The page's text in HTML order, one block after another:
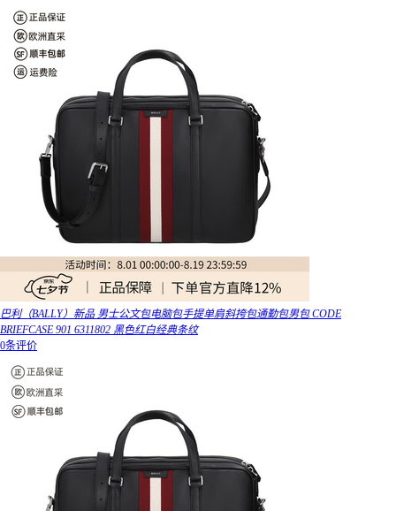
巴利（BALLY）新品 男士公文包电脑包手提单肩斜挎包通勤包男包 CODE
BRIEFCASE 901 6311802 黑色红白经典条纹
0条评价